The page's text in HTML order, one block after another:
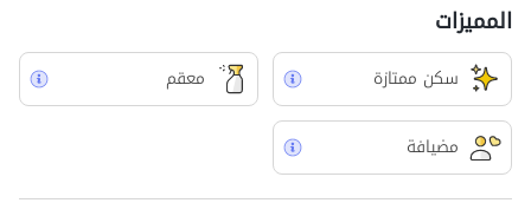
المميزات
سکن ممتازة معقم
مضيافة